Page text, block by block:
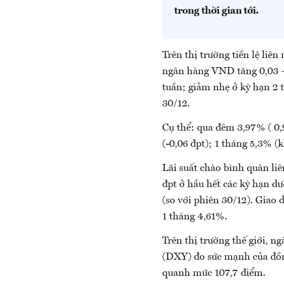
trong thời gian tới.
Trên thị trường tiền lệ liên
ngân hàng VND tăng 0,03
tuần; giảm nhẹ ở kỳ hạn 2
30/12.
Cụ thể: qua đêm 3,97% (
(-0,06 đpt); 1 tháng 5,3%
Lãi suất chào bình quân
đpt ở hầu hết các kỳ hạn
(so với phiên 30/12). Giao
1 tháng 4,61%.
Trên thị trường thế giới,
(DXY) đo sức mạnh của
quanh mức 107,7 điểm.